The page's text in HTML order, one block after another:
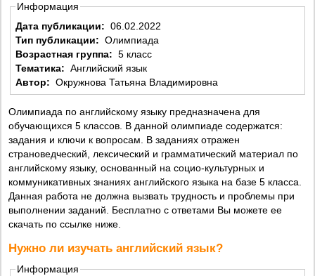
Информация
Дата публикации: 06.02.2022
Тип публикации: Олимпиада
Возрастная группа: 5 класс
Тематика: Английский язык
Автор: Окружнова Татьяна Владимировна
Олимпиада по английскому языку предназначена для
обучающихся 5 классов. В данной олимпиаде содержатся:
задания и ключи к вопросам. В заданиях отражен
страноведческий, лексический и грамматический материал по
английскому языку, основанный на социо-культурных и
коммуникативных знаниях английского языка на базе 5 класса.
Данная работа не должна вызвать трудность и проблемы при
выполнении заданий. Бесплатно с ответами Вы можете ее
скачать по ссылке ниже.
Нужно ли изучать английский язык?
Информация